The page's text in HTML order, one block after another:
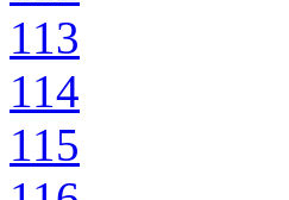
113
114
115